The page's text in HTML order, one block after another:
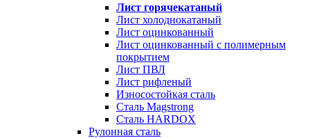
Лист горячекатаный
Лист холоднокатаный
Лист оцинкованный
Лист оцинкованный с полимерным
покрытием
Лист ПВЛ
Лист рифленый
Износостойкая сталь
Сталь Magstrong
Сталь HARDOX
Рулонная сталь